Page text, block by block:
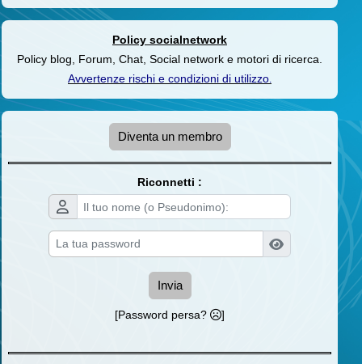
Policy socialnetwork
Policy blog, Forum, Chat, Social network e motori di ricerca.
Avvertenze rischi e condizioni di utilizzo.
Diventa un membro
Riconnetti :
Invia
[Password persa? ]